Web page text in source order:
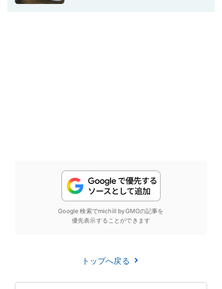
Google 検索でmichill byGMOの記事を
優先表示することができます
トップへ戻る